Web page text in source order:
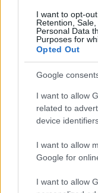
I want to opt-
Retention,
Personal Data
Purposes for
Opted Out
Google
I want to allow
related to
device
I want to allow
Google for
I want to allow
Continua a
PEOPLE NEWS